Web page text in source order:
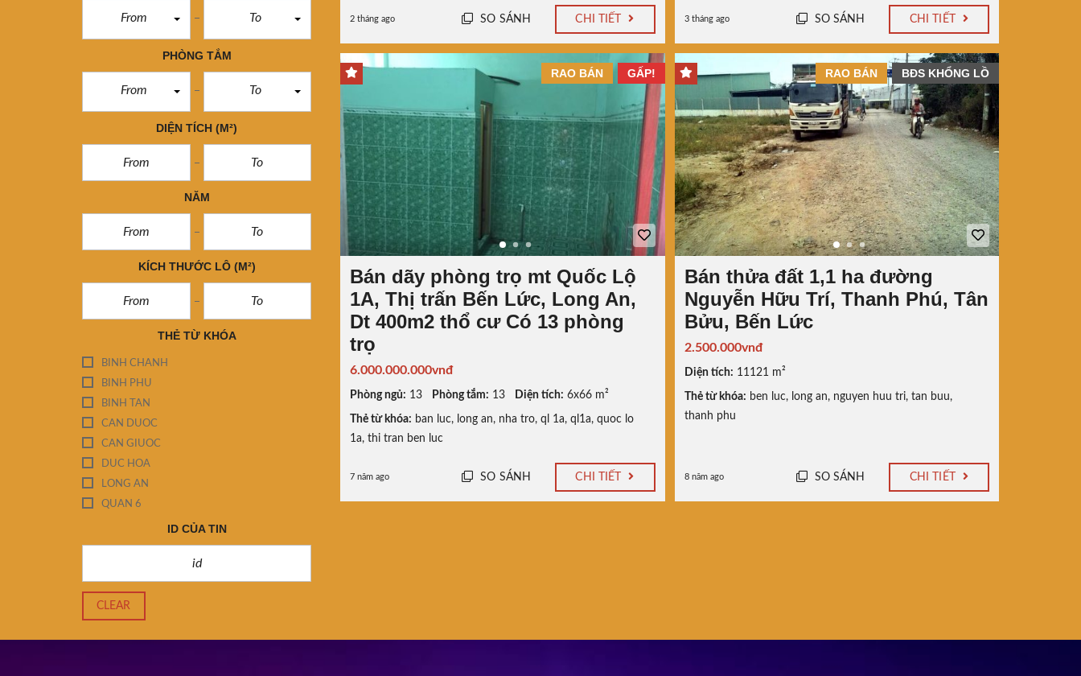
From To
PHÒNG TẮM
From To
DIỆN TÍCH (M²)
NĂM
KÍCH THƯỚC LÔ (M²)
THẺ TỪ KHÓA
BINH CHANH
BINH PHU
BINH TAN
CAN DUOC
CAN GIUOC
DUC HOA
LONG AN
QUAN 6
ID CỦA TIN
CLEAR
2 tháng ago SO SÁNH CHI TIẾT 3 tháng ago SO SÁNH CHI TIẾT
GẤP!
RAO BÁN
Bán dãy phòng trọ mt Quốc Lộ
1A, Thị trấn Bến Lức, Long An,
Dt 400m2 thổ cư Có 13 phòng
trọ
6.000.000.000vnđ
Phòng ngủ: 13 Phòng tắm: 13 Diện tích: 6x66 m²
Thẻ từ khóa: ban luc, long an, nha tro, ql 1a, ql1a, quoc lo
1a, thi tran ben luc
7 năm ago SO SÁNH CHI TIẾT
BĐS KHỔNG LỒ
RAO BÁN
Bán thửa đất 1,1 ha đường
Nguyễn Hữu Trí, Thanh Phú, Tân
Bửu, Bến Lức
2.500.000vnđ
Diện tích: 11121 m²
Thẻ từ khóa: ben luc, long an, nguyen huu tri, tan buu,
thanh phu
8 năm ago SO SÁNH CHI TIẾT